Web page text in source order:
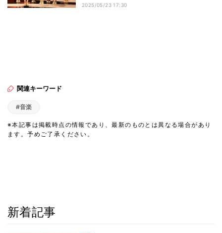
2025/05/23 17:30
関連キーワード
#音楽
※本記事は掲載時点の情報であり、最新のものとは異なる場合があり
ます。予めご了承ください。
新着記事